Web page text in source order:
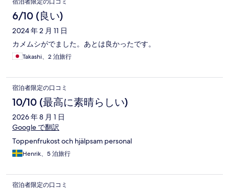
宿泊者限定の口コミ
6/10 (良い)
2024 年 2 月 11 日
カメムシがでました。あとは良かったです。
Takashi、2 泊旅行
宿泊者限定の口コミ
10/10 (最高に素晴らしい)
2026 年 8 月 1 日
Google で翻訳
Toppenfrukost och hjälpsam personal
Henrik、5 泊旅行
宿泊者限定の口コミ